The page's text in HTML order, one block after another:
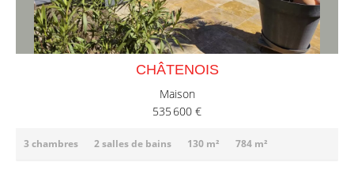
CHÂTENOIS
Maison
535 600 €
3 chambres 2 salles de bains 130 m² 784 m²